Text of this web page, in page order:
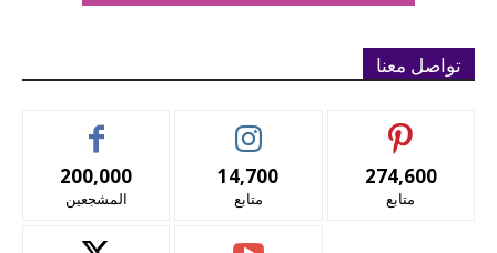
تواصل معنا
200,000
المشجعين
14,700
متابع
274,600
متابع